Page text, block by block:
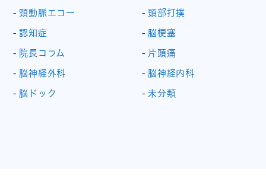
頸動脈エコー 頭部打撲
認知症 脳梗塞
院長コラム 片頭痛
脳神経外科 脳神経内科
脳ドック 未分類